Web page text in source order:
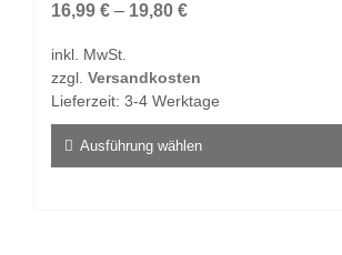
Die
können
auf
Produktseite
gewählt
16,99 € – 19,80 €
inkl. MwSt.
zzgl. Versandkosten
Lieferzeit: 3-4 Werktage
Ausführung wählen